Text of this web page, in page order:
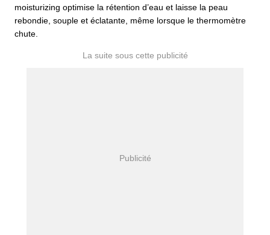
moisturizing optimise la rétention d’eau et laisse la peau
rebondie, souple et éclatante, même lorsque le thermomètre
chute.